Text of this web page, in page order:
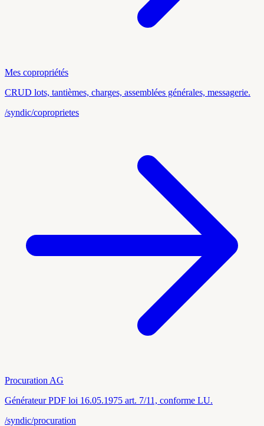
Mes copropriétés
CRUD lots, tantièmes, charges, assemblées générales, messagerie.
/syndic/coproprietes
Procuration AG
Générateur PDF loi 16.05.1975 art. 7/11, conforme LU.
/syndic/procuration